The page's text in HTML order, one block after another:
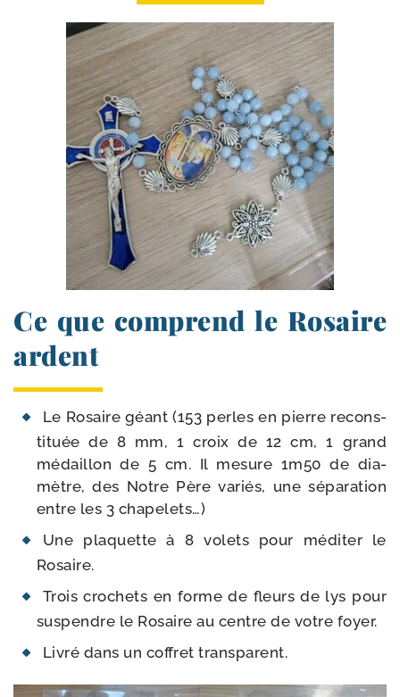
Ce que comprend le Rosaire
ardent
Le Rosaire géant (153 perles en pierre recons­
ti­tuée de 8 mm, 1 croix de 12 cm, 1 grand
médaillon de 5 cm. Il mesure 1m50 de dia­
mètre, des Notre Père variés, une sépa­ra­tion
entre les 3 chapelets…)
Une pla­quette à 8 volets pour médi­ter le
Rosaire.
Trois cro­chets en forme de fleurs de lys pour
sus­pendre le Rosaire au centre de votre foyer.
Livré dans un cof­fret transparent.